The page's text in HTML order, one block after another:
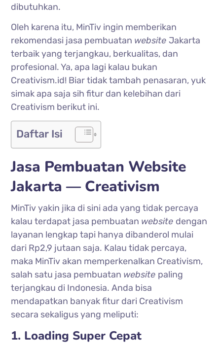
dibutuhkan.
Oleh karena itu, MinTiv ingin memberikan
rekomendasi jasa pembuatan websiteJakarta
terbaik yang terjangkau, berkualitas, dan
profesional. Ya, apa lagi kalau bukan
Creativism.id! Biar tidak tambah penasaran, yuk
simak apa saja sih fitur dan kelebihan dari
Creativism berikut ini.
Daftar Isi
Jasa Pembuatan Website
Jakarta — Creativism
MinTiv yakin jika di sini ada yang tidak percaya
kalau terdapat jasa pembuatan website dengan
layanan lengkap tapi hanya dibanderol mulai
dari Rp2,9 jutaan saja. Kalau tidak percaya,
maka MinTiv akan memperkenalkan Creativism,
salah satu jasa pembuatan website paling
terjangkau di Indonesia. Anda bisa
mendapatkan banyak fitur dari Creativism
secara sekaligus yang meliputi:
1. Loading Super Cepat